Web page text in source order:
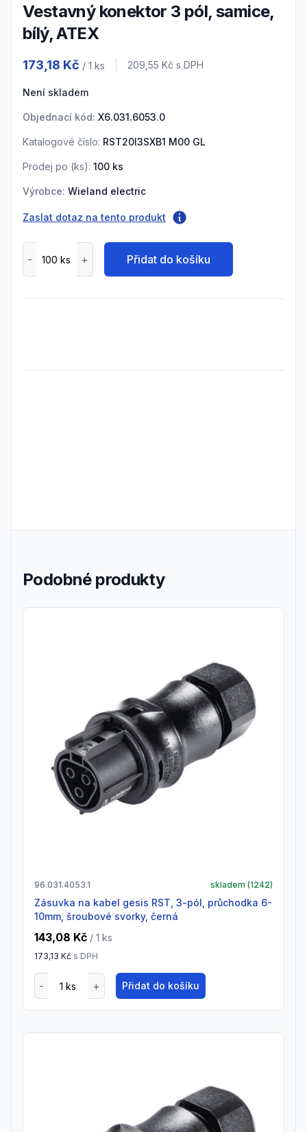
vestavný konektor 3 pól, samice,
bílý, ATEX
173,18 Kč / 1 ks Cena s DPH
209,55 Kč s DPH
Není skladem
Objednací kód: X6.031.6053.0
Katalogové číslo: RST20I3SXB1 M00 GL
Prodej po (ks): 100 ks
Výrobce: Wieland electric
Zaslat dotaz na tento produkt
Přidat do košíku
Podobné produkty
96.031.4053.1 skladem (1242)
zásuvka na kabel gesis RST, 3-pól, průchodka 6-
10mm, šroubové svorky, černá
143,08 Kč / 1 ks
173,13 Kč s DPH
Přidat do košíku